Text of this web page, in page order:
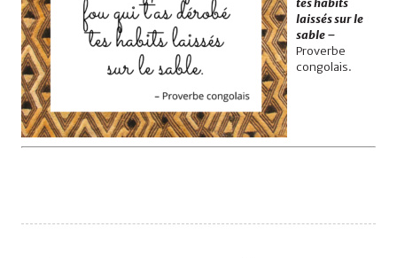
tes habits
laissés sur le
sable –
Proverbe
congolais.